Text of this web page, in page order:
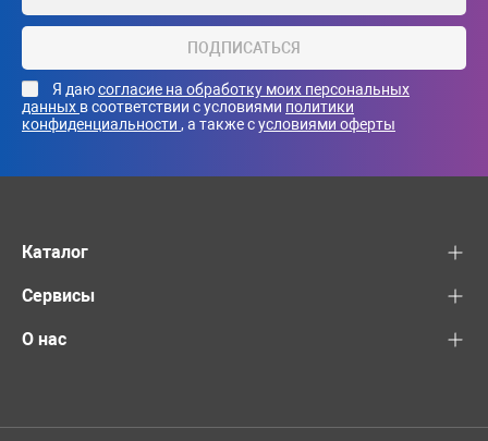
ПОДПИСАТЬСЯ
Я даюсогласие на обработку моих персональных
данных в соответствии с условиями политики
конфиденциальности , а также сусловиями оферты
Каталог
Сервисы
О нас